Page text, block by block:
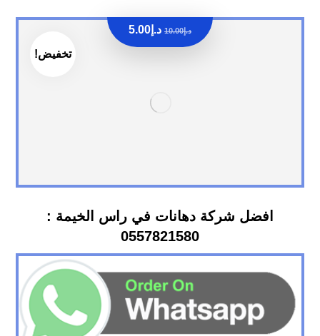
تخفيض!
افضل شركة دهانات في راس الخيمة :
0557821580
د.إ10.00 د.إ5.00